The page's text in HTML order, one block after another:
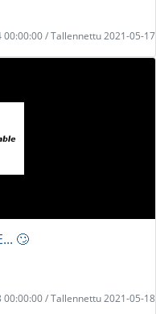
00:00:00 / Tallennettu 2021-05-17
🙄
00:00:00 / Tallennettu 2021-05-18